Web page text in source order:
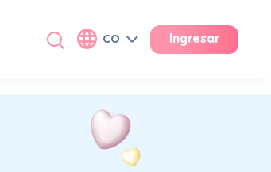
CO Ingresar